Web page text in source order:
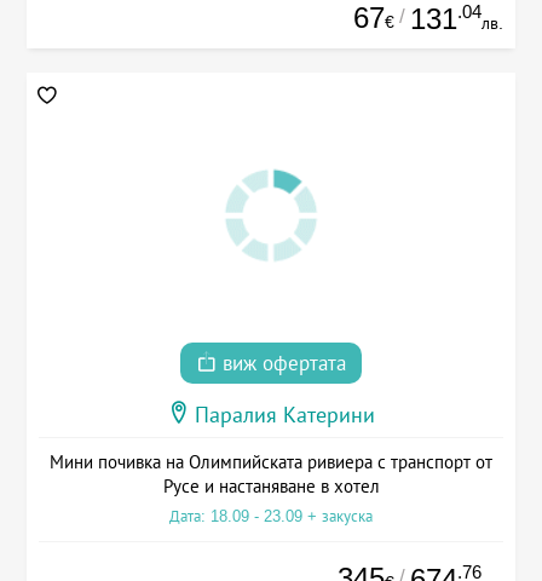
67€ / 131.04
лв.
виж офертата
Паралия Катерини
Мини почивка на Олимпийската ривиера с транспорт от
Русе и настаняване в хотел
Дата: 18.09 - 23.09 + закуска
.76